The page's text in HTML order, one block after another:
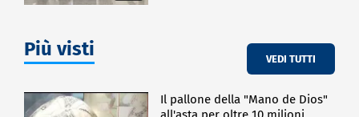
Più visti VEDI TUTTI
Il pallone della "Mano de Dios"